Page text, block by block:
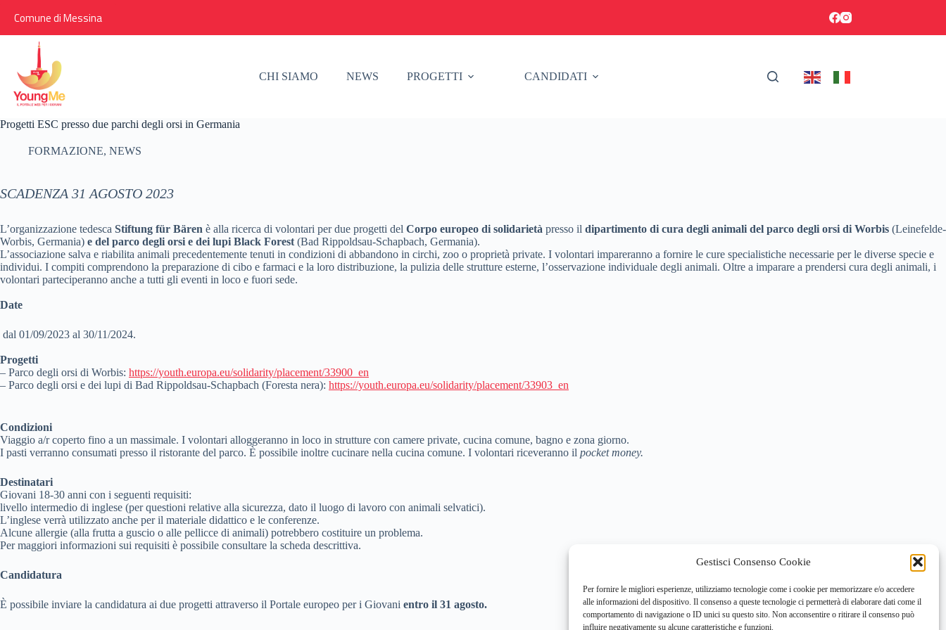
Gestisci Consenso Cookie
Per fornire le migliori esperienze, utilizziamo tecnologie come i cookie per memorizzare e/o accedere
alle informazioni del dispositivo. Il consenso a queste tecnologie ci permetterà di elaborare dati come il
comportamento di navigazione o ID unici su questo sito. Non acconsentire o ritirare il consenso può
influire negativamente su alcune caratteristiche e funzioni.
Comune di Messina
CHI SIAMO NEWS PROGETTI CANDIDATI
Progetti ESC presso due parchi degli orsi in Germania
FORMAZIONE, NEWS
SCADENZA 31 AGOSTO 2023
L’organizzazione tedesca Stiftung für Bären è alla ricerca di volontari per due progetti del Corpo europeo di solidarietà presso il dipartimento di cura degli animali del parco degli orsi di Worbis (Leinefelde-
Worbis, Germania) e del parco degli orsi e dei lupi Black Forest (Bad Rippoldsau-Schapbach, Germania).
L’associazione salva e riabilita animali precedentemente tenuti in condizioni di abbandono in circhi, zoo o proprietà private. I volontari impareranno a fornire le cure specialistiche necessarie per le diverse specie e
individui. I compiti comprendono la preparazione di cibo e farmaci e la loro distribuzione, la pulizia delle strutture esterne, l’osservazione individuale degli animali. Oltre a imparare a prendersi cura degli animali, i
volontari parteciperanno anche a tutti gli eventi in loco e fuori sede.
Date
dal 01/09/2023 al 30/11/2024.
Progetti
– Parco degli orsi di Worbis: https://youth.europa.eu/solidarity/placement/33900_en
– Parco degli orsi e dei lupi di Bad Rippoldsau-Schapbach (Foresta nera): https://youth.europa.eu/solidarity/placement/33903_en
Condizioni
Viaggio a/r coperto fino a un massimale. I volontari alloggeranno in loco in strutture con camere private, cucina comune, bagno e zona giorno.
I pasti verranno consumati presso il ristorante del parco. È possibile inoltre cucinare nella cucina comune. I volontari riceveranno il pocket money.
Destinatari
Giovani 18-30 anni con i seguenti requisiti:
livello intermedio di inglese (per questioni relative alla sicurezza, dato il luogo di lavoro con animali selvatici).
L’inglese verrà utilizzato anche per il materiale didattico e le conferenze.
Alcune allergie (alla frutta a guscio o alle pellicce di animali) potrebbero costituire un problema.
Per maggiori informazioni sui requisiti è possibile consultare la scheda descrittiva.
Candidatura
È possibile inviare la candidatura ai due progetti attraverso il Portale europeo per i Giovani entro il 31 agosto.